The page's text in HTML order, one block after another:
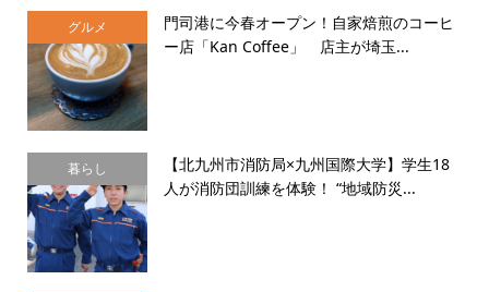
グルメ
門司港に今春オープン！自家焙煎のコーヒ
ー店「Kan Coffee」 店主が埼玉...
暮らし
【北九州市消防局×九州国際大学】学生18
人が消防団訓練を体験！ “地域防災...